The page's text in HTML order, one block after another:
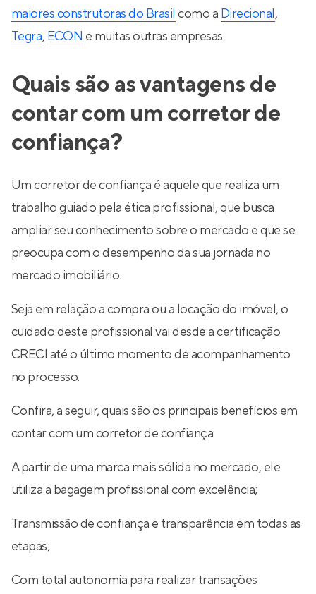
maiores construtoras do Brasil como a Direcional,
Tegra, ECON e muitas outras empresas.
Quais são as vantagens de
contar com um corretor de
confiança?
Um corretor de confiança é aquele que realiza um
trabalho guiado pela ética profissional, que busca
ampliar seu conhecimento sobre o mercado e que se
preocupa com o desempenho da sua jornada no
mercado imobiliário.
Seja em relação a compra ou a locação do imóvel, o
cuidado deste profissional vai desde a certificação
CRECI até o último momento de acompanhamento
no processo.
Confira, a seguir, quais são os principais benefícios em
contar com um corretor de confiança:
A partir de uma marca mais sólida no mercado, ele
utiliza a bagagem profissional com excelência;
Transmissão de confiança e transparência em todas as
etapas;
Com total autonomia para realizar transações